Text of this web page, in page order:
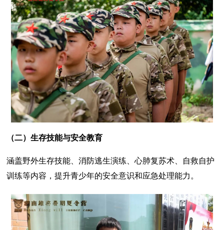
（二）生存技能与安全教育
涵盖野外生存技能、消防逃生演练、心肺复苏术、自救自护
训练等内容，提升青少年的安全意识和应急处理能力。